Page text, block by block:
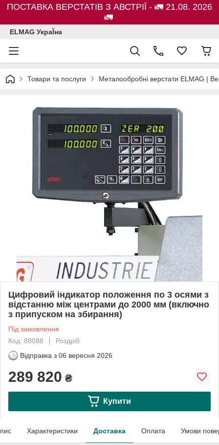
ПОСТАВКА ВЕРСТАТІВ З АВСТРІЇ - 🚛 21.08. 2026
🚛
ELMAG УкраЇна
Товари та послуги Металообробні верстати ELMAG |
Цифровий індикатор положення по 3 осями з
відстанню між центрами до 2000 мм (включно
з припуском на збирання)
Під замовлення
Код: 88088
Роздріб
Відправка з 06 вересня 2026
289 820 ₴
Купити
Характеристики Доставка Оплата Умови